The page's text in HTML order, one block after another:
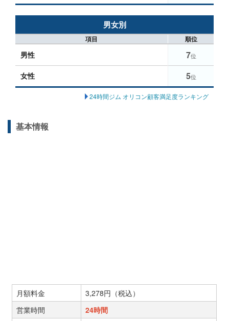
男女別
項目 順位
男性 7位
女性 5位
24時間ジム オリコン顧客満足度ランキング
基本情報
月額料金
3,278円（税込）
営業時間
24時間